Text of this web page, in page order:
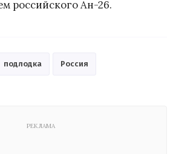
российского Ан-26.
подлодка Россия
РЕКЛАМА